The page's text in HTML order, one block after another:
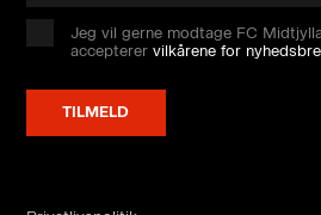
Jeg vil gerne modtage FC
accepterervilkårene for